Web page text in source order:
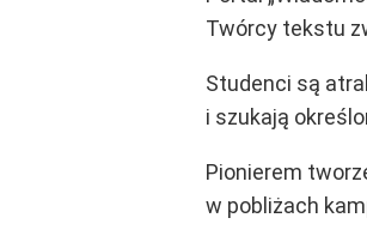
Twórcy tekstu
Studenci są
i szukają
Pionierem
w pobliżach